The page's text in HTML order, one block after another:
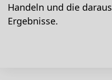
Handeln und die
Ergebnisse.